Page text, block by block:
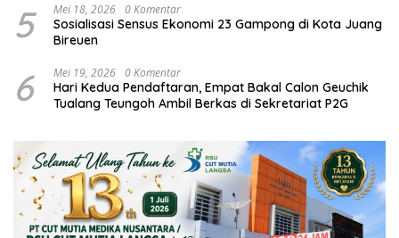
5 Mei 18, 2026 0 Komentar
Sosialisasi Sensus Ekonomi 23 Gampong di Kota Juang
Bireuen
6 Mei 19, 2026 0 Komentar
Hari Kedua Pendaftaran, Empat Bakal Calon Geuchik
Tualang Teungoh Ambil Berkas di Sekretariat P2G